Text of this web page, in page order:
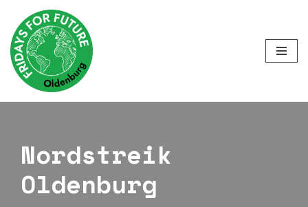
Zum
Inhalt
springen
Nordstreik
Oldenburg